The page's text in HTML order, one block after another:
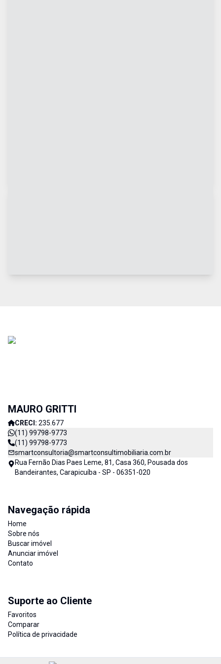
MAURO GRITTI
CRECI: 235.677
(11) 99798-9773
(11) 99798-9773
smartconsultoria@smartconsultimobiliaria.com.br
Rua Fernão Dias Paes Leme, 81, Casa 360, Pousada dos
Bandeirantes, Carapicuíba - SP - 06351-020
Navegação rápida
Home
Sobre nós
Buscar imóvel
Anunciar imóvel
Contato
Suporte ao Cliente
Favoritos
Comparar
Política de privacidade